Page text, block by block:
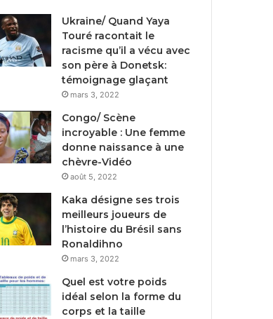
Ukraine/ Quand Yaya
Touré racontait le
racisme qu’il a vécu avec
son père à Donetsk:
témoignage glaçant
mars 3, 2022
Congo/ Scène
incroyable : Une femme
donne naissance à une
chèvre-Vidéo
août 5, 2022
Kaka désigne ses trois
meilleurs joueurs de
l’histoire du Brésil sans
Ronaldihno
mars 3, 2022
Quel est votre poids
idéal selon la forme du
corps et la taille